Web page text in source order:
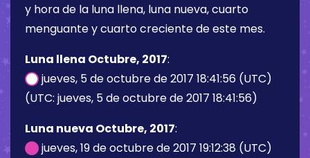
y hora de la luna llena, luna nueva, cuarto
menguante y cuarto creciente de este mes.
Luna llena Octubre, 2017:
jueves, 5 de octubre de 2017 18:41:56 (UTC)
(UTC: jueves, 5 de octubre de 2017 18:41:56)
Luna nueva Octubre, 2017:
jueves, 19 de octubre de 2017 19:12:38 (UTC)